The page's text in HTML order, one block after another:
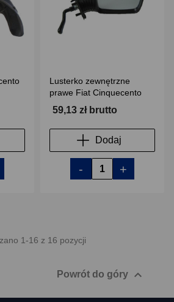
Lusterko zewnętrzne
prawe Fiat Cinquecento
59,13 zł brutto
Dodaj
- +
1-16 z 16 pozycji
Powrót do góry 